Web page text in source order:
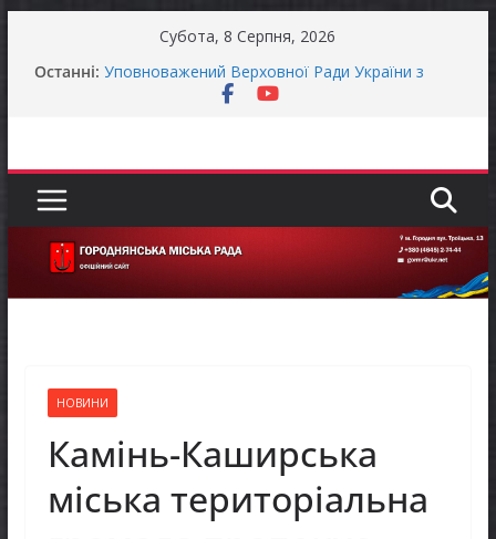
Субота, 8 Серпня, 2026
Останні: Уповноважений Верховної Ради України з
прав людини проводить опитування щодо
МОВЧАННЯ
Як отримати компенсацію за товари, придбані
для ветеранського бізнесу
НОВИНИ
Камінь-Каширська
міська територіальна